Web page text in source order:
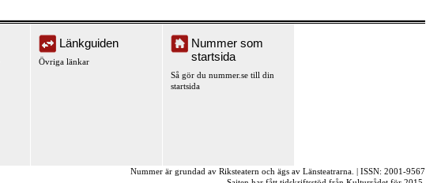
Länkguiden
Övriga länkar
Nummer som
startsida
Så gör du nummer.se till din
startsida
Nummer är grundad av Riksteatern och ägs av Länsteatrarna. | ISSN: 2001-9567